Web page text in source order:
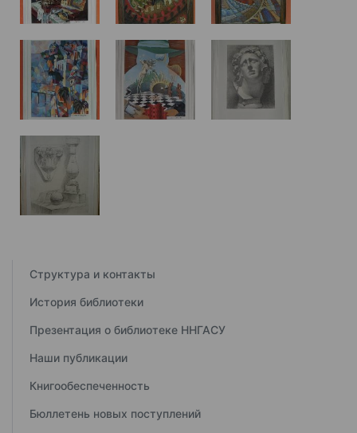
Структура и контакты
История библиотеки
Презентация о библиотеке ННГАСУ
Наши публикации
Книгообеспеченность
Бюллетень новых поступлений